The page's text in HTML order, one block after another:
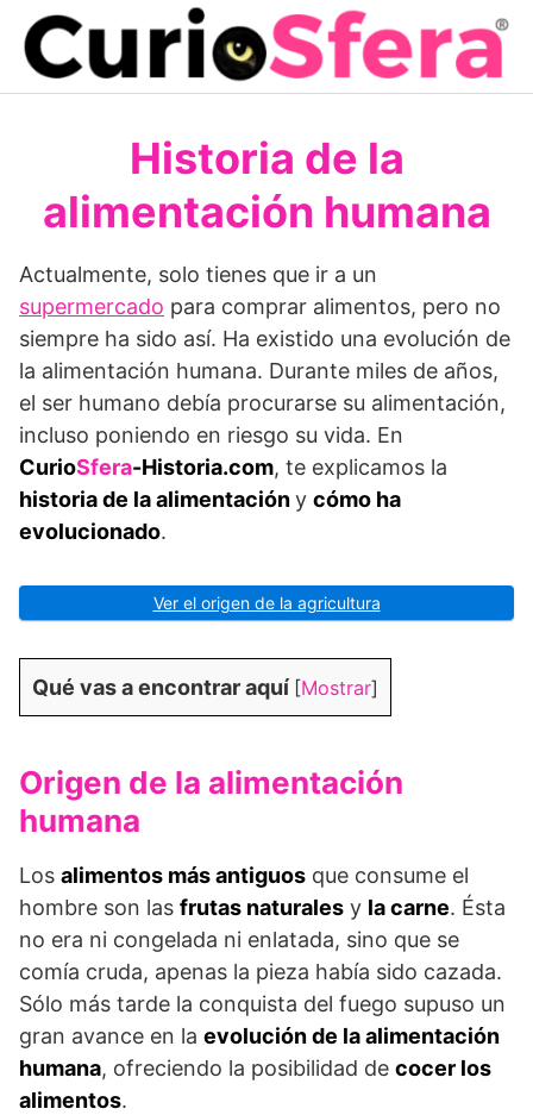
Saltar
contenido
Historia de la
alimentación humana
Actualmente, solo tienes que ir a un
supermercado para comprar alimentos, pero no
siempre ha sido así. Ha existido una evolución de
la alimentación humana. Durante miles de años,
el ser humano debía procurarse su alimentación,
incluso poniendo en riesgo su vida. En
CurioSfera-Historia.com, te explicamos la
historia de la alimentacióny cómo ha
evolucionado.
Ver el origen de la agricultura
Qué vas a encontrar aquí [Mostrar]
Origen de la alimentación
humana
Los alimentos más antiguos que consume el
hombre son las frutas naturales y la carne. Ésta
no era ni congelada ni enlatada, sino que se
comía cruda, apenas la pieza había sido cazada.
Sólo más tarde la conquista del fuego supuso un
gran avance en la evolución de la alimentación
humana, ofreciendo la posibilidad de cocer los
alimentos.